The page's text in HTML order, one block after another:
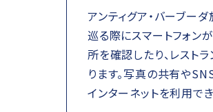
アンティグア・バーブー
巡る際にスマートフォン
所を確認したり、レスト
ります。写真の共有や
インターネットを利用でき